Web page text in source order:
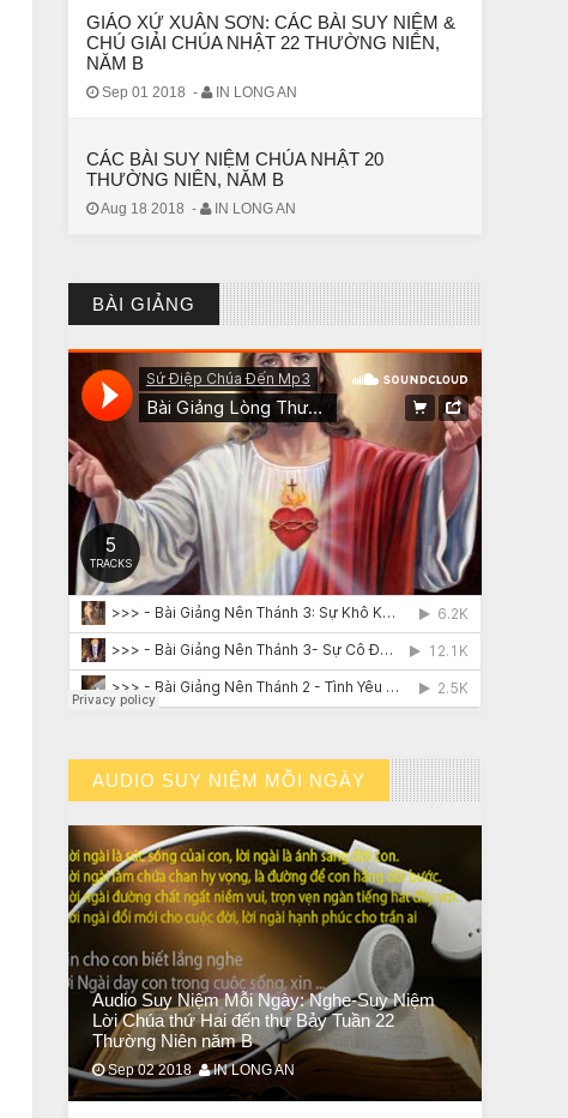
GIÁO XỨ XUÂN SƠN: CÁC BÀI SUY NIỆM &
CHÚ GIẢI CHÚA NHẬT 22 THƯỜNG NIÊN,
NĂM B
Sep 01 2018 - IN LONG AN
CÁC BÀI SUY NIỆM CHÚA NHẬT 20
THƯỜNG NIÊN, NĂM B
Aug 18 2018 - IN LONG AN
BÀI GIẢNG
AUDIO SUY NIỆM MỖI NGÀY
// VIEW MORE BY AUDIO SUY NIỆM MỖI NGÀY
Audio Suy Niệm Mỗi Ngày: Nghe-Suy Niệm
Lời Chúa thứ Hai đến thư Bảy Tuần 22
Thường Niên năm B
Sep 02 2018 IN LONG AN
CHUYỆN Ý NGHĨA
CÔ BÉ BÁN DIÊM
CHUYỆN Ý NGHĨA
CHUYỆN Ý NGHĨA